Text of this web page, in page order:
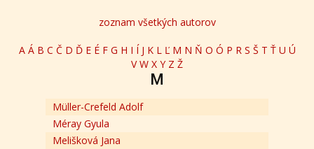
zoznam všetkých autorov
A Á B C Č D Ď E É F G H I Í J K L Ľ M N Ň O Ó P R S Š T Ť U Ú
V W X Y Z Ž
M
Müller-Crefeld Adolf
Méray Gyula
Melišková Jana